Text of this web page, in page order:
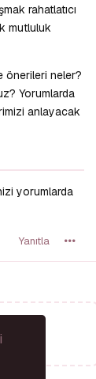
rahatlatıcı
mutluluk
önerileri neler?
Yorumlarda
anlayacak
yorumlarda
Yanıtla